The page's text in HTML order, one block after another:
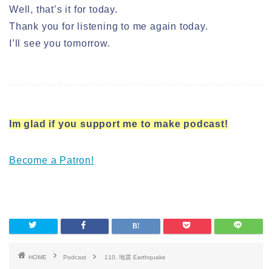
Well, that’s it for today.
Thank you for listening to me again today.
I’ll see you tomorrow.
Im glad if you support me to make podcast!
Become a Patron!
HOME Podcast 110. 地震 Earthquake